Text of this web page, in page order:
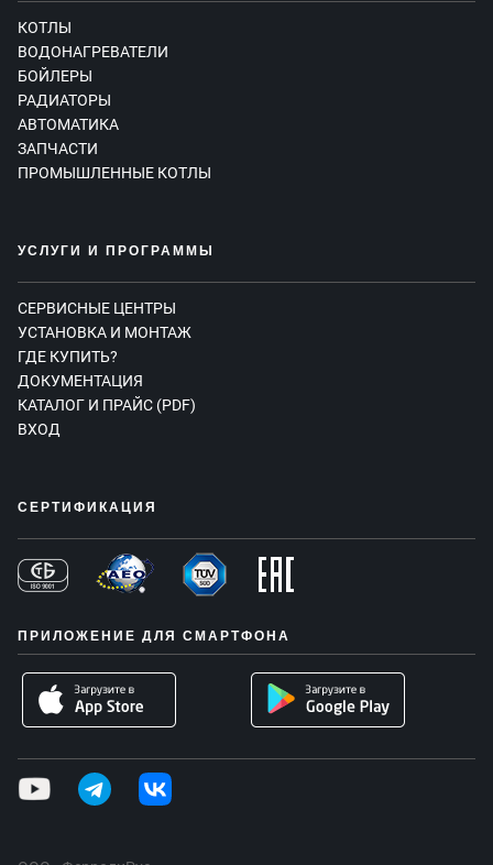
КОТЛЫ
ВОДОНАГРЕВАТЕЛИ
БОЙЛЕРЫ
РАДИАТОРЫ
АВТОМАТИКА
ЗАПЧАСТИ
ПРОМЫШЛЕННЫЕ КОТЛЫ
УСЛУГИ И ПРОГРАММЫ
СЕРВИСНЫЕ ЦЕНТРЫ
УСТАНОВКА И МОНТАЖ
ГДЕ КУПИТЬ?
ДОКУМЕНТАЦИЯ
КАТАЛОГ И ПРАЙС (PDF)
ВХОД
СЕРТИФИКАЦИЯ
ПРИЛОЖЕНИЕ ДЛЯ СМАРТФОНА